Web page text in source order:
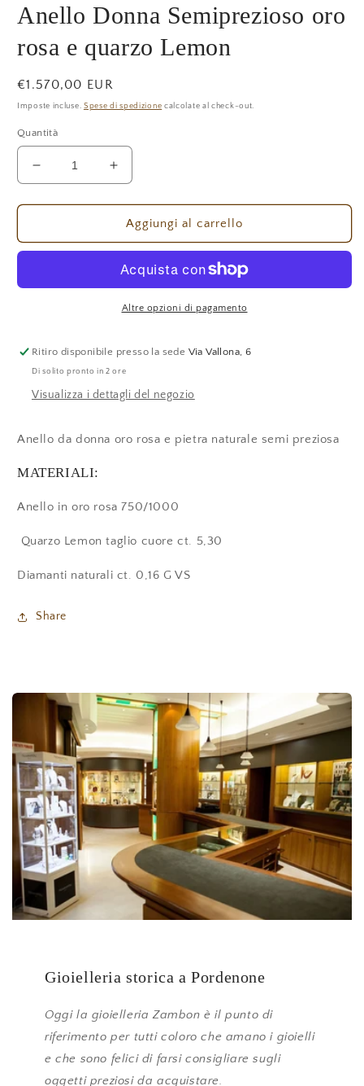
modale
Anello Donna Semiprezioso oro
rosa e quarzo Lemon
Prezzo
di
€1.570,00 EUR
Imposte incluse. Spese di spedizione calcolate al check-out.
Quantità
Diminuisci
quantità
per
Donna
rosa
Aumenta
quantità
per
Anello
Donna
oro
rosa
Aggiungi al carrello
Altre opzioni di pagamento
Ritiro disponibile presso la sede Via Vallona, 6
Di solito pronto in 2 ore
Visualizza i dettagli del negozio
Anello da donna oro rosa e pietra naturale semi preziosa
MATERIALI:
Anello in oro rosa 750/1000
Quarzo Lemon taglio cuore ct. 5,30
Diamanti naturali ct. 0,16 G VS
Share
Gioielleria storica a Pordenone
Oggi la gioielleria Zambon è il punto di
riferimento per tutti coloro che amano i gioielli
e che sono felici di farsi consigliare sugli
oggetti preziosi da acquistare.